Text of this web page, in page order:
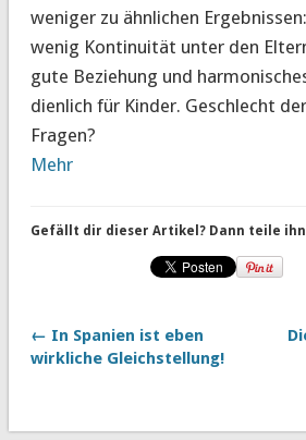
weniger zu ähnlichen
wenig Kontinuität unter den
gute Beziehung und
dienlich für Kinder. Geschlecht
Fragen?
Mehr
Gefällt dir dieser Artikel? Dann teile
← In Spanien ist eben
wirkliche Gleichstellung!